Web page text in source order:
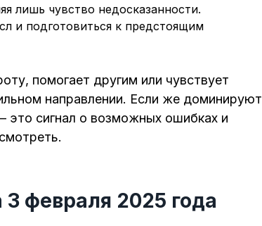
лишь чувство недосказанности.
и подготовиться к предстоящим
помогает другим или чувствует
направлении. Если же доминируют
это сигнал о возможных ошибках и
февраля 2025 года